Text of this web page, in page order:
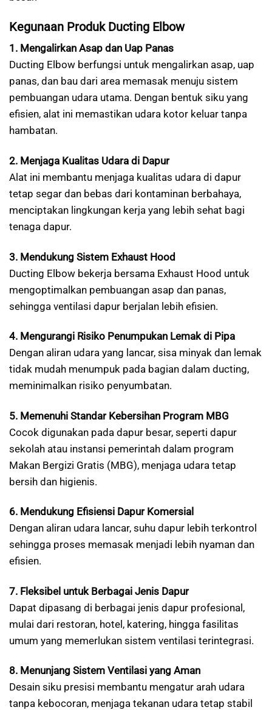
Kegunaan Produk Ducting Elbow
1. Mengalirkan Asap dan Uap Panas
Ducting Elbow berfungsi untuk mengalirkan asap, uap
panas, dan bau dari area memasak menuju sistem
pembuangan udara utama. Dengan bentuk siku yang
efisien, alat ini memastikan udara kotor keluar tanpa
hambatan.
2. Menjaga Kualitas Udara di Dapur
Alat ini membantu menjaga kualitas udara di dapur
tetap segar dan bebas dari kontaminan berbahaya,
menciptakan lingkungan kerja yang lebih sehat bagi
tenaga dapur.
3. Mendukung Sistem Exhaust Hood
Ducting Elbow bekerja bersama Exhaust Hood untuk
mengoptimalkan pembuangan asap dan panas,
sehingga ventilasi dapur berjalan lebih efisien.
4. Mengurangi Risiko Penumpukan Lemak di Pipa
Dengan aliran udara yang lancar, sisa minyak dan lemak
tidak mudah menumpuk pada bagian dalam ducting,
meminimalkan risiko penyumbatan.
5. Memenuhi Standar Kebersihan Program MBG
Cocok digunakan pada dapur besar, seperti dapur
sekolah atau instansi pemerintah dalam program
Makan Bergizi Gratis (MBG), menjaga udara tetap
bersih dan higienis.
6. Mendukung Efisiensi Dapur Komersial
Dengan aliran udara lancar, suhu dapur lebih terkontrol
sehingga proses memasak menjadi lebih nyaman dan
efisien.
7. Fleksibel untuk Berbagai Jenis Dapur
Dapat dipasang di berbagai jenis dapur profesional,
mulai dari restoran, hotel, katering, hingga fasilitas
umum yang memerlukan sistem ventilasi terintegrasi.
8. Menunjang Sistem Ventilasi yang Aman
Desain siku presisi membantu mengatur arah udara
tanpa kebocoran, menjaga tekanan udara tetap stabil